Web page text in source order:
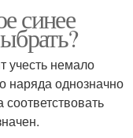
синее
учесть немало
наряда однозначно